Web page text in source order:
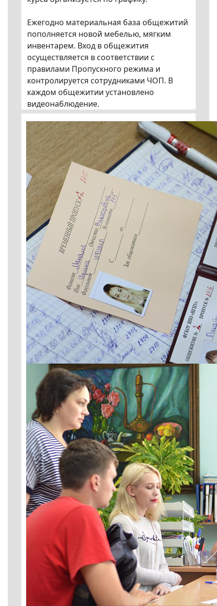
Ежегодно материальная база общежитий
пополняется новой мебелью, мягким
инвентарем. Вход в общежития
осуществляется в соответствии с
правилами Пропускного режима и
контролируется сотрудниками ЧОП. В
каждом общежитии установлено
видеонаблюдение.